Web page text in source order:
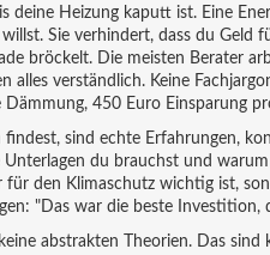
deine Heizung kaputt ist. Eine
Sie verhindert, dass du Geld
bröckelt. Die meisten Berater
alles verständlich. Keine
450 Euro Einsparung
findest, sind echte Erfahrungen,
du brauchst und
für den Klimaschutz wichtig ist,
"Das war die beste Investition,
abstrakten Theorien. Das